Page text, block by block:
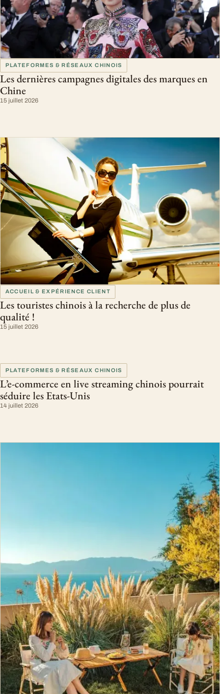
PLATEFORMES & RÉSEAUX CHINOIS
Les dernières campagnes digitales des marques en
Chine
15 juillet 2026
ACCUEIL & EXPÉRIENCE CLIENT
Les touristes chinois à la recherche de plus de
qualité !
15 juillet 2026
PLATEFORMES & RÉSEAUX CHINOIS
L’e-commerce en live streaming chinois pourrait
séduire les Etats-Unis
14 juillet 2026